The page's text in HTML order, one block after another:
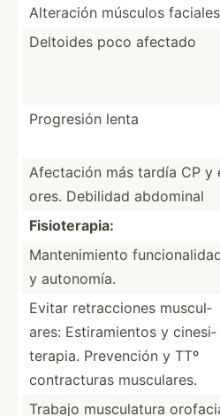
Alteración músculos faciales
Deltoides poco afectado
Progresión lenta
Afectación más tardía CP
ores. Debilidad abdominal
Fisiot­erapia:
Manten­imiento
y autonomía.
Evitar retrac­ciones muscul­
ares: Estira­mientos y cinesi­
ter­apia. Prevención y TTº
contra­cturas muscul­ares.
Trabajo muscul­atura